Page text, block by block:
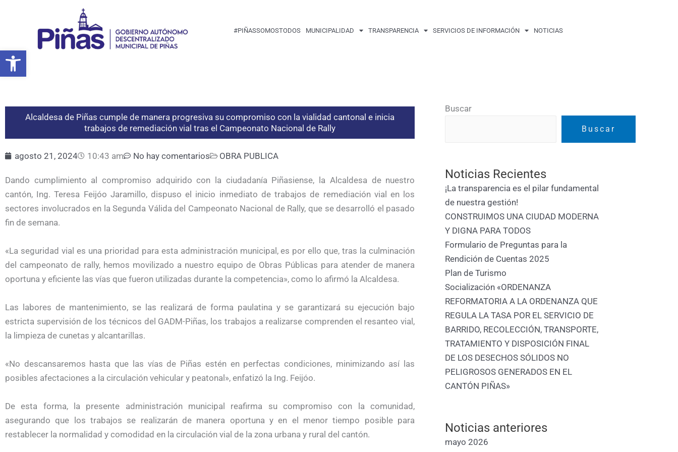
Abrir barra de herramientas
#PIÑASSOMOSTODOS MUNICIPALIDAD TRANSPARENCIA SERVICIOS DE INFORMACIÓN NOTICIAS
Alcaldesa de Piñas cumple de manera progresiva su compromiso con la vialidad cantonal e inicia
trabajos de remediación vial tras el Campeonato Nacional de Rally
agosto 21, 2024 10:43 am No hay comentarios OBRA PUBLICA
Dando cumplimiento al compromiso adquirido con la ciudadanía Piñasiense, la Alcaldesa de nuestro
cantón, Ing. Teresa Feijóo Jaramillo, dispuso el inicio inmediato de trabajos de remediación vial en los
sectores involucrados en la Segunda Válida del Campeonato Nacional de Rally, que se desarrolló el pasado
fin de semana.
«La seguridad vial es una prioridad para esta administración municipal, es por ello que, tras la culminación
del campeonato de rally, hemos movilizado a nuestro equipo de Obras Públicas para atender de manera
oportuna y eficiente las vías que fueron utilizadas durante la competencia», como lo afirmó la Alcaldesa.
Las labores de mantenimiento, se las realizará de forma paulatina y se garantizará su ejecución bajo
estricta supervisión de los técnicos del GADM-Piñas, los trabajos a realizarse comprenden el resanteo vial,
la limpieza de cunetas y alcantarillas.
«No descansaremos hasta que las vías de Piñas estén en perfectas condiciones, minimizando así las
posibles afectaciones a la circulación vehicular y peatonal», enfatizó la Ing. Feijóo.
De esta forma, la presente administración municipal reafirma su compromiso con la comunidad,
asegurando que los trabajos se realizarán de manera oportuna y en el menor tiempo posible para
restablecer la normalidad y comodidad en la circulación vial de la zona urbana y rural del cantón.
Buscar
Buscar
Noticias Recientes
¡La transparencia es el pilar fundamental
de nuestra gestión!
CONSTRUIMOS UNA CIUDAD MODERNA
Y DIGNA PARA TODOS
Formulario de Preguntas para la
Rendición de Cuentas 2025
Plan de Turismo
Socialización «ORDENANZA
REFORMATORIA A LA ORDENANZA QUE
REGULA LA TASA POR EL SERVICIO DE
BARRIDO, RECOLECCIÓN, TRANSPORTE,
TRATAMIENTO Y DISPOSICIÓN FINAL
DE LOS DESECHOS SÓLIDOS NO
PELIGROSOS GENERADOS EN EL
CANTÓN PIÑAS»
Noticias anteriores
mayo 2026